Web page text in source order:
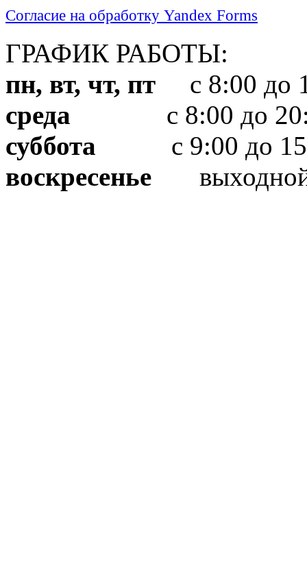
Согласие на обработку Yandex Forms
ГРАФИК РАБОТЫ:
пн, вт, чт, пт с 8:00 до
среда с 8:00 до
суббота с 9:00 до
воскресенье